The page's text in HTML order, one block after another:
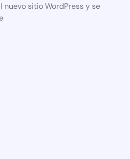
nuevo sitio WordPress y se